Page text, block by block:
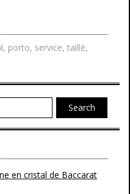
, porto, service, taillé,
Search
en cristal de Baccarat